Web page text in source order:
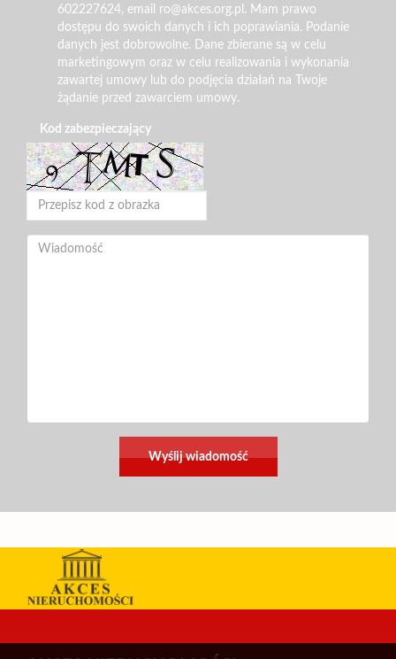
602227624, email ro@akces.org.pl. Mam prawo
dostępu do swoich danych i ich poprawiania. Podanie
danych jest dobrowolne. Dane zbierane są w celu
marketingowym oraz w celu realizowania i wykonania
zawartej umowy lub do podjęcia działań na Twoje
żądanie przed zawarciem umowy.
Kod zabezpieczający